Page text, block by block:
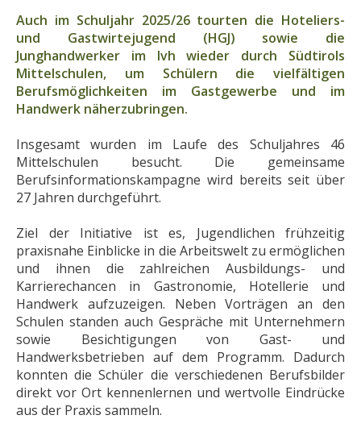
Auch im Schuljahr 2025/26 tourten die Hoteliers-
und Gastwirtejugend (HGJ) sowie die
Junghandwerker im lvh wieder durch Südtirols
Mittelschulen, um Schülern die vielfältigen
Berufsmöglichkeiten im Gastgewerbe und im
Handwerk näherzubringen.
Insgesamt wurden im Laufe des Schuljahres 46
Mittelschulen besucht. Die gemeinsame
Berufsinformationskampagne wird bereits seit über
27 Jahren durchgeführt.
Ziel der Initiative ist es, Jugendlichen frühzeitig
praxisnahe Einblicke in die Arbeitswelt zu ermöglichen
und ihnen die zahlreichen Ausbildungs- und
Karrierechancen in Gastronomie, Hotellerie und
Handwerk aufzuzeigen. Neben Vorträgen an den
Schulen standen auch Gespräche mit Unternehmern
sowie Besichtigungen von Gast- und
Handwerksbetrieben auf dem Programm. Dadurch
konnten die Schüler die verschiedenen Berufsbilder
direkt vor Ort kennenlernen und wertvolle Eindrücke
aus der Praxis sammeln.